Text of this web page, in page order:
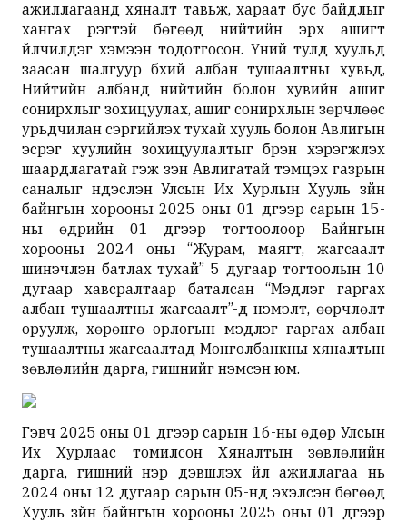
ажиллагаанд хяналт тавьж, хараат бус байдлыг
хангах үүрэгтэй бөгөөд нийтийн эрх ашигт
үйлчилдэг хэмээн тодотгосон. Үүний тулд хуульд
заасан шалгуур бүхий албан тушаалтны хувьд,
Нийтийн албанд нийтийн болон хувийн ашиг
сонирхлыг зохицуулах, ашиг сонирхлын зөрчлөөс
урьдчилан сэргийлэх тухай хууль болон Авлигын
эсрэг хуулийн зохицуулалтыг бүрэн хэрэгжүүлэх
шаардлагатай гэж үзэн Авлигатай тэмцэх газрын
саналыг үндэслэн Улсын Их Хурлын Хууль зүйн
байнгын хорооны 2025 оны 01 дүгээр сарын 15-
ны өдрийн 01 дүгээр тогтоолоор Байнгын
хорооны 2024 оны “Журам, маягт, жагсаалт
шинэчлэн батлах тухай” 5 дугаар тогтоолын 10
дугаар хавсралтаар баталсан “Мэдүүлэг гаргах
албан тушаалтны жагсаалт”-д нэмэлт, өөрчлөлт
оруулж, хөрөнгө орлогын мэдүүлэг гаргах албан
тушаалтны жагсаалтад Монголбанкны хяналтын
зөвлөлийн дарга, гишүүнийг нэмсэн юм.
Гэвч 2025 оны 01 дүгээр сарын 16-ны өдөр Улсын
Их Хурлаас томилсон Хяналтын зөвлөлийн
дарга, гишүүний нэр дэвшүүлэх үйл ажиллагаа нь
2024 оны 12 дугаар сарын 05-нд эхэлсэн бөгөөд
Хууль зүйн байнгын хорооны 2025 оны 01 дүгээр